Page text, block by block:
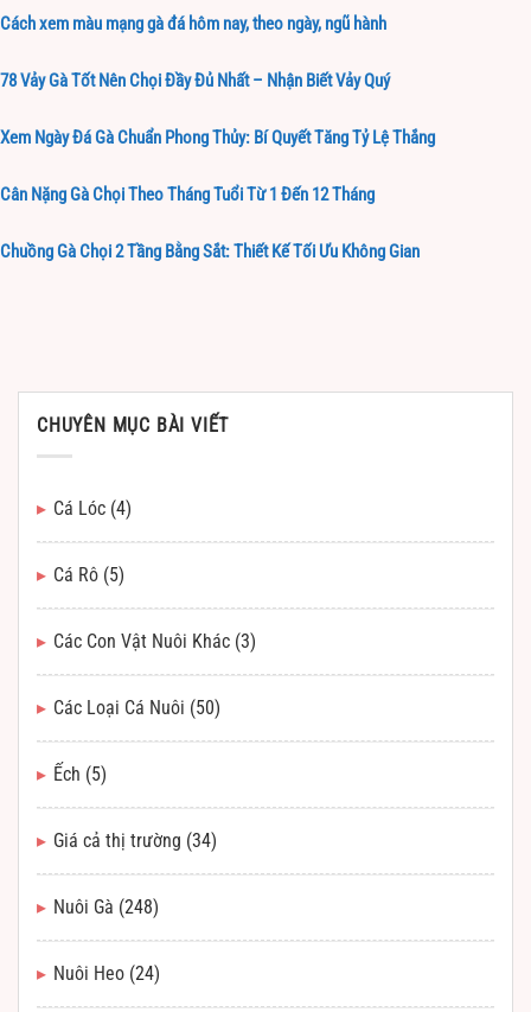
Cách xem màu mạng gà đá hôm nay, theo ngày, ngũ hành
78 Vảy Gà Tốt Nên Chọi Đầy Đủ Nhất – Nhận Biết Vảy Quý
Xem Ngày Đá Gà Chuẩn Phong Thủy: Bí Quyết Tăng Tỷ Lệ Thắng
Cân Nặng Gà Chọi Theo Tháng Tuổi Từ 1 Đến 12 Tháng
Chuồng Gà Chọi 2 Tầng Bằng Sắt: Thiết Kế Tối Ưu Không Gian
CHUYÊN MỤC BÀI VIẾT
Cá Lóc (4)
Cá Rô (5)
Các Con Vật Nuôi Khác (3)
Các Loại Cá Nuôi (50)
Ếch (5)
Giá cả thị trường (34)
Nuôi Gà (248)
Nuôi Heo (24)